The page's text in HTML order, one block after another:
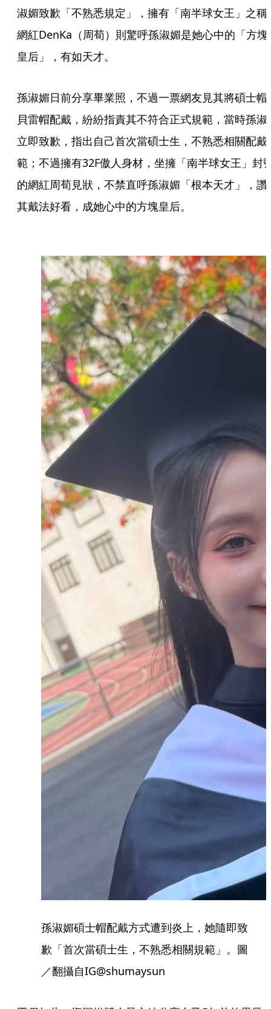
淑媚致歉「不熟悉規定」，擁有「南半球女王」之稱
網紅DenKa（周荀）則驚呼孫淑媚是她心中的「方塊
皇后」，有如天才。
孫淑媚日前分享畢業照，不過一票網友見其將碩士帽
貝雷帽配戴，紛紛指責其不符合正式規範，當時孫淑
立即致歉，指出自己首次當碩士生，不熟悉相關配戴
範；不過擁有32F傲人身材，坐擁「南半球女王」封
的網紅周荀見狀，不禁直呼孫淑媚「根本天才」，讚
其戴法好看，成她心中的方塊皇后。
孫淑媚碩士帽配戴方式遭到炎上，她隨即致
歉「首次當碩士生，不熟悉相關規範」。圖
／翻攝自IG@shumaysun